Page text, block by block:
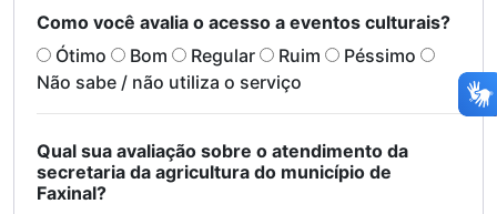
Como você avalia o acesso a eventos culturais?
Ótimo
Bom Regular Ruim
Péssimo
Não sabe / não utiliza o serviço
Qual sua avaliação sobre o atendimento da
secretaria da agricultura do município de
Faxinal?